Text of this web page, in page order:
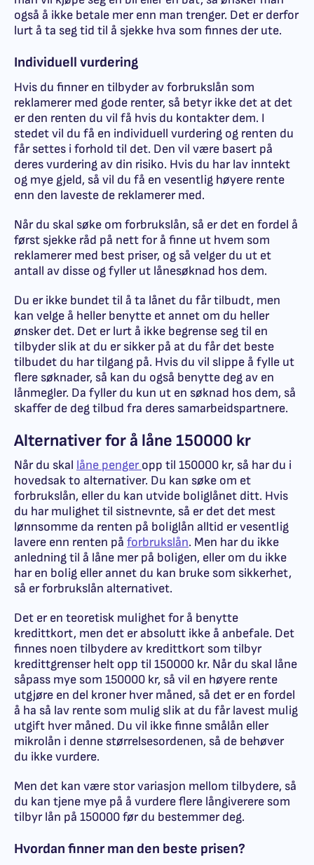
også å ikke betale mer enn man trenger. Det er derfor
lurt å ta seg tid til å sjekke hva som finnes der ute.
Individuell vurdering
Hvis du finner en tilbyder av forbrukslån som
reklamerer med gode renter, så betyr ikke det at det
er den renten du vil få hvis du kontakter dem. I
stedet vil du få en individuell vurdering og renten du
får settes i forhold til det. Den vil være basert på
deres vurdering av din risiko. Hvis du har lav inntekt
og mye gjeld, så vil du få en vesentlig høyere rente
enn den laveste de reklamerer med.
Når du skal søke om forbrukslån, så er det en fordel å
først sjekke råd på nett for å finne ut hvem som
reklamerer med best priser, og så velger du ut et
antall av disse og fyller ut lånesøknad hos dem.
Du er ikke bundet til å ta lånet du får tilbudt, men
kan velge å heller benytte et annet om du heller
ønsker det. Det er lurt å ikke begrense seg til en
tilbyder slik at du er sikker på at du får det beste
tilbudet du har tilgang på. Hvis du vil slippe å fylle ut
flere søknader, så kan du også benytte deg av en
lånmegler. Da fyller du kun ut en søknad hos dem, så
skaffer de deg tilbud fra deres samarbeidspartnere.
Alternativer for å låne 150000 kr
Når du skal låne penger opp til 150000 kr, så har du i
hovedsak to alternativer. Du kan søke om et
forbrukslån, eller du kan utvide boliglånet ditt. Hvis
du har mulighet til sistnevnte, så er det det mest
lønnsomme da renten på boliglån alltid er vesentlig
lavere enn renten på forbrukslån. Men har du ikke
anledning til å låne mer på boligen, eller om du ikke
har en bolig eller annet du kan bruke som sikkerhet,
så er forbrukslån alternativet.
Det er en teoretisk mulighet for å benytte
kredittkort, men det er absolutt ikke å anbefale. Det
finnes noen tilbydere av kredittkort som tilbyr
kredittgrenser helt opp til 150000 kr. Når du skal låne
såpass mye som 150000 kr, så vil en høyere rente
utgjøre en del kroner hver måned, så det er en fordel
å ha så lav rente som mulig slik at du får lavest mulig
utgift hver måned. Du vil ikke finne smålån eller
mikrolån i denne størrelsesordenen, så de behøver
du ikke vurdere.
Men det kan være stor variasjon mellom tilbydere, så
du kan tjene mye på å vurdere flere långiverere som
tilbyr lån på 150000 før du bestemmer deg.
Hvordan finner man den beste prisen?